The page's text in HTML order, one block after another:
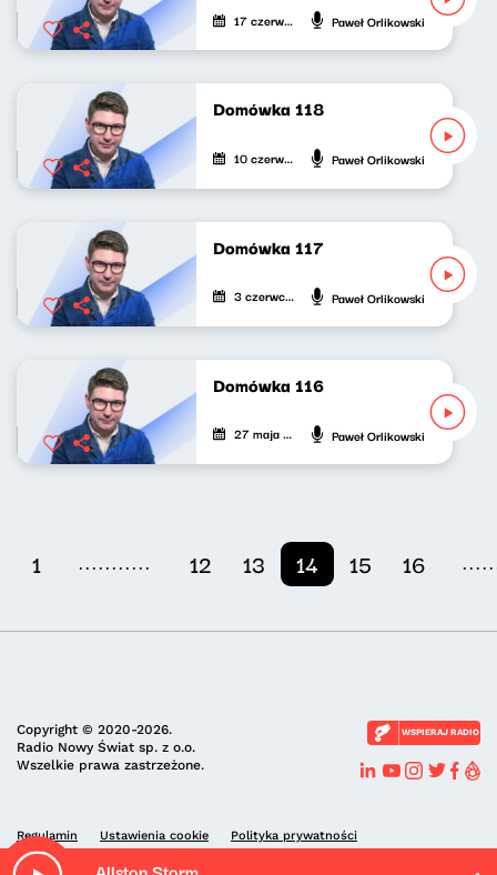
17 czerwca 2023 Paweł Orlikowski
Domówka 118
10 czerwca 2023 Paweł Orlikowski
Domówka 117
3 czerwca 2023 Paweł Orlikowski
Domówka 116
27 maja 2023 Paweł Orlikowski
1 ........... 12 13 14 15 16
Copyright © 2020-2026.
Radio Nowy Świat sp. z o.o.
Wszelkie prawa zastrzeżone.
WSPIERAJ RADIO
Regulamin Ustawienia cookie Polityka prywatności